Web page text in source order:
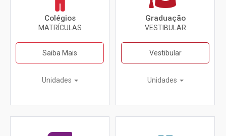
Colégios
MATRÍCULAS
Saiba Mais
Unidades
Graduação
VESTIBULAR
Vestibular
Unidades